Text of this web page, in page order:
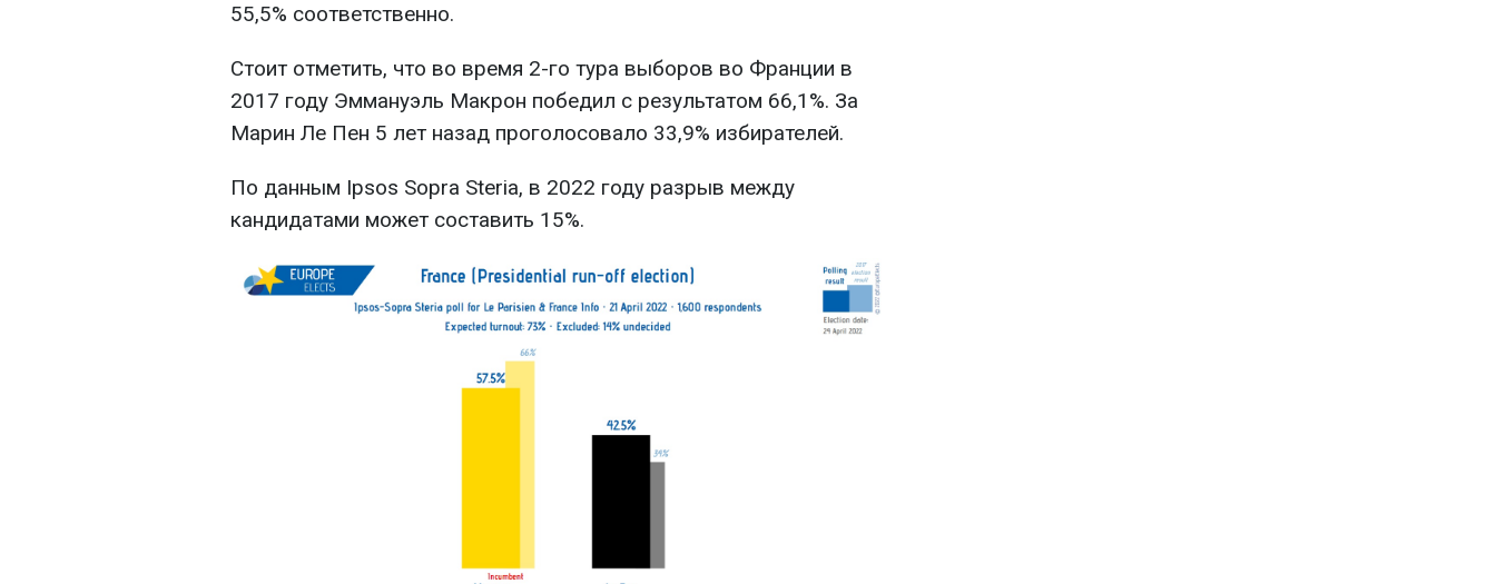
55,5% соответственно.
Стоит отметить, что во время 2-го тура выборов во Франции в
2017 году Эммануэль Макрон победил с результатом 66,1%. За
Марин Ле Пен 5 лет назад проголосовало 33,9% избирателей.
По данным Ipsos Sopra Steria, в 2022 году разрыв между
кандидатами может составить 15%.